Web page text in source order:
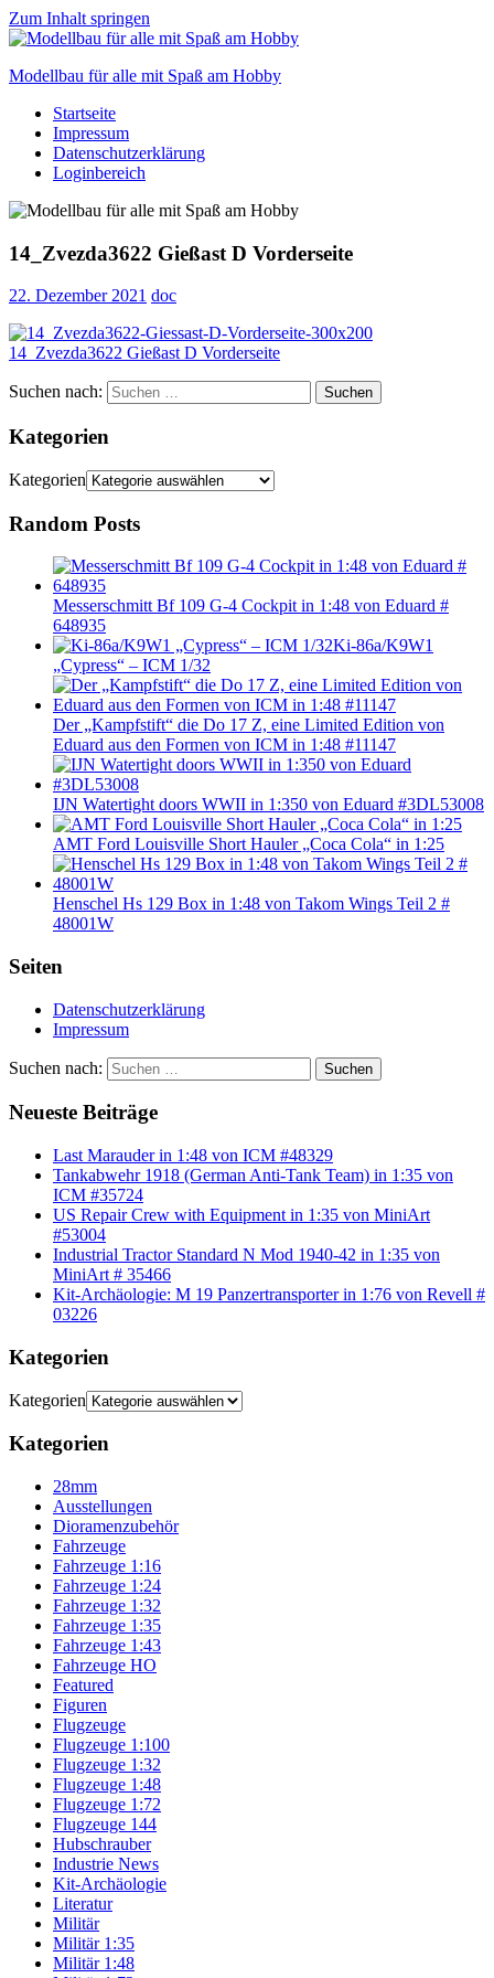
Zum Inhalt springen
Modellbau für alle mit Spaß am Hobby
Scale
modelling
to
Startseite
Impressum
Datenschutzerklärung
Loginbereich
14_Zvezda3622 Gießast D Vorderseite
22. Dezember 2021 doc
Suchen nach: Suchen
Kategorien
Kategorien
Random Posts
Messerschmitt Bf 109 G-4 Cockpit in 1:48 von Eduard #
648935
Ki-86a/K9W1
„Cypress“ – ICM 1/32
Der „Kampfstift“ die Do 17 Z, eine Limited Edition von
Eduard aus den Formen von ICM in 1:48 #11147
IJN Watertight doors WWII in 1:350 von Eduard #3DL53008
AMT Ford Louisville Short Hauler „Coca Cola“ in 1:25
Henschel Hs 129 Box in 1:48 von Takom Wings Teil 2 #
48001W
Seiten
Datenschutzerklärung
Impressum
Suchen nach: Suchen
Neueste Beiträge
Last Marauder in 1:48 von ICM #48329
Tankabwehr 1918 (German Anti-Tank Team) in 1:35 von
ICM #35724
US Repair Crew with Equipment in 1:35 von MiniArt
#53004
Industrial Tractor Standard N Mod 1940-42 in 1:35 von
MiniArt # 35466
Kit-Archäologie: M 19 Panzertransporter in 1:76 von Revell #
03226
Kategorien
Kategorien
Kategorien
28mm
Ausstellungen
Dioramenzubehör
Fahrzeuge
Fahrzeuge 1:16
Fahrzeuge 1:24
Fahrzeuge 1:32
Fahrzeuge 1:35
Fahrzeuge 1:43
Fahrzeuge HO
Featured
Figuren
Flugzeuge
Flugzeuge 1:100
Flugzeuge 1:32
Flugzeuge 1:48
Flugzeuge 1:72
Flugzeuge 144
Hubschrauber
Industrie News
Kit-Archäologie
Literatur
Militär
Militär 1:35
Militär 1:48